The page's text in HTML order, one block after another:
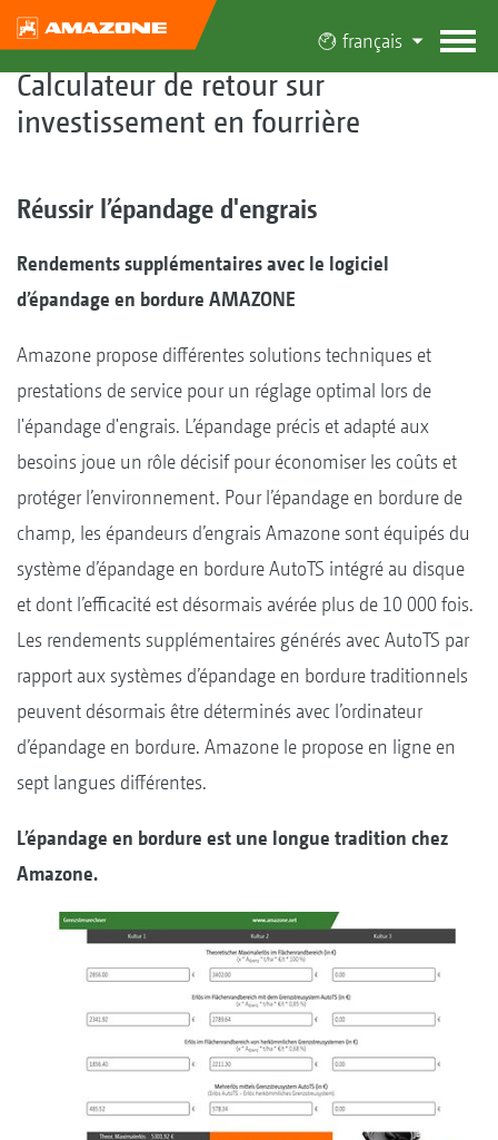
français
Calculateur de retour sur
investissement en fourrière
Réussir l’épandage d'engrais
Rendements supplémentaires avec le logiciel
d’épandage en bordure AMAZONE
Amazone propose différentes solutions techniques et
prestations de service pour un réglage optimal lors de
l'épandage d'engrais. L’épandage précis et adapté aux
besoins joue un rôle décisif pour économiser les coûts et
protéger l’environnement. Pour l’épandage en bordure de
champ, les épandeurs d’engrais Amazone sont équipés du
système d’épandage en bordure AutoTS intégré au disque
et dont l’efficacité est désormais avérée plus de 10 000 fois.
Les rendements supplémentaires générés avec AutoTS par
rapport aux systèmes d’épandage en bordure traditionnels
peuvent désormais être déterminés avec l’ordinateur
d’épandage en bordure. Amazone le propose en ligne en
sept langues différentes.
L’épandage en bordure est une longue tradition chez
Amazone.